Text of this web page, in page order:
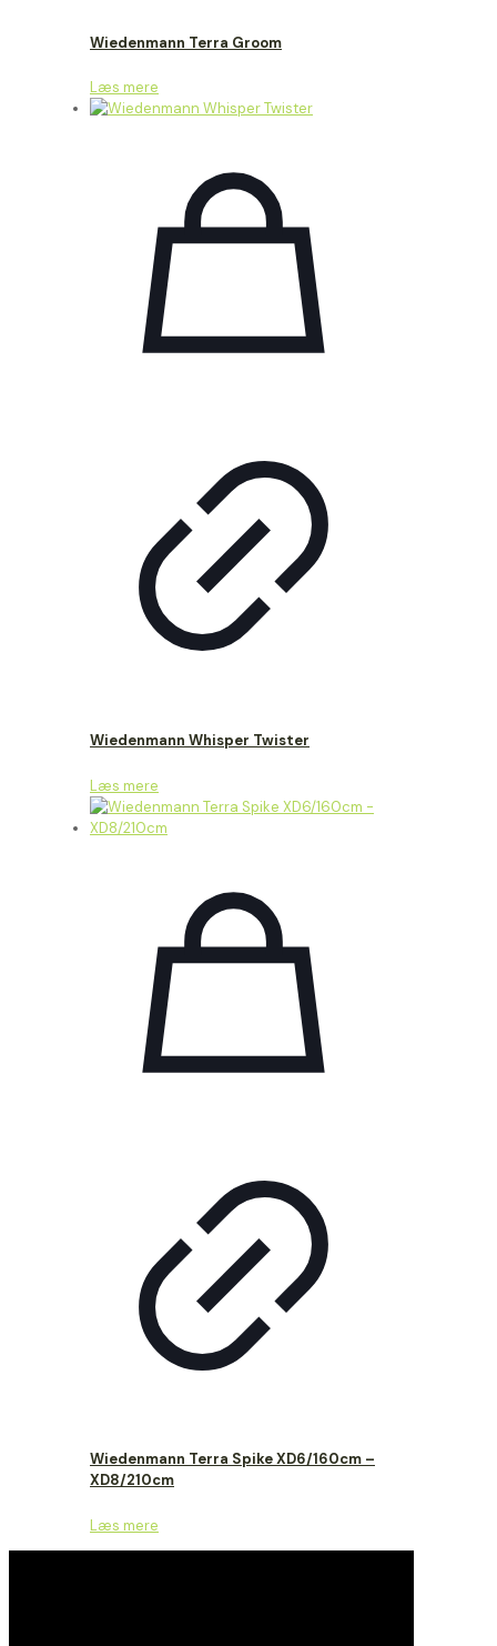
Wiedenmann Terra Groom
Læs mere
Wiedenmann Whisper Twister
Læs mere
Wiedenmann Terra Spike XD6/160cm –
XD8/210cm
Læs mere